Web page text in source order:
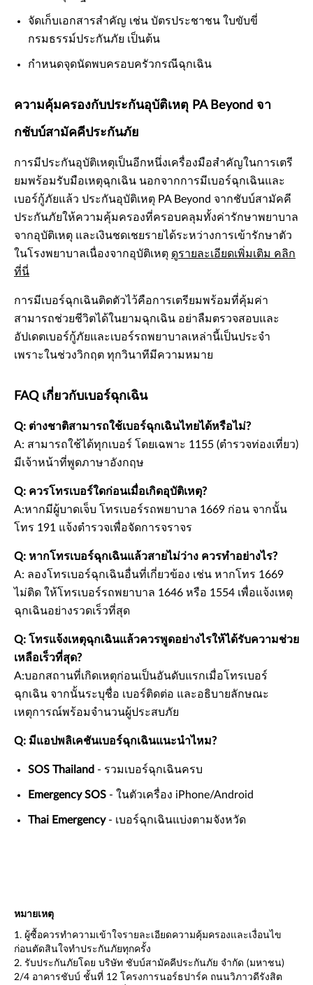
จัดเก็บเอกสารสำคัญ เช่น บัตรประชาชน ใบขับขี่
กรมธรรม์ประกันภัย เป็นต้น
กำหนดจุดนัดพบครอบครัวกรณีฉุกเฉิน
ความคุ้มครองกับประกันอุบัติเหตุ PA Beyond จา
กชับบ์สามัคคีประกันภัย
การมีประกันอุบัติเหตุเป็นอีกหนึ่งเครื่องมือสำคัญในการเตรี
ยมพร้อมรับมือเหตุฉุกเฉิน นอกจากการมีเบอร์ฉุกเฉินและ
เบอร์กู้ภัยแล้ว ประกันอุบัติเหตุ PA Beyond จากชับบ์สามัคคี
ประกันภัยให้ความคุ้มครองที่ครอบคลุมทั้งค่ารักษาพยาบาล
จากอุบัติเหตุ และเงินชดเชยรายได้ระหว่างการเข้ารักษาตัว
ในโรงพยาบาลเนื่องจากอุบัติเหตุ ดูรายละเอียดเพิ่มเติม คลิก
ที่นี่
การมีเบอร์ฉุกเฉินติดตัวไว้คือการเตรียมพร้อมที่คุ้มค่า
สามารถช่วยชีวิตได้ในยามฉุกเฉิน อย่าลืมตรวจสอบและ
อัปเดตเบอร์กู้ภัยและเบอร์รถพยาบาลเหล่านี้เป็นประจำ
เพราะในช่วงวิกฤต ทุกวินาทีมีความหมาย
FAQ เกี่ยวกับเบอร์ฉุกเฉิน
Q: ต่างชาติสามารถใช้เบอร์ฉุกเฉินไทยได้หรือไม่?
A: สามารถใช้ได้ทุกเบอร์ โดยเฉพาะ 1155 (ตำรวจท่องเที่ยว)
มีเจ้าหน้าที่พูดภาษาอังกฤษ
Q: ควรโทรเบอร์ใดก่อนเมื่อเกิดอุบัติเหตุ?
A:หากมีผู้บาดเจ็บ โทรเบอร์รถพยาบาล 1669 ก่อน จากนั้น
โทร 191 แจ้งตำรวจเพื่อจัดการจราจร
Q: หากโทรเบอร์ฉุกเฉินแล้วสายไม่ว่าง ควรทำอย่างไร?
A: ลองโทรเบอร์ฉุกเฉินอื่นที่เกี่ยวข้อง เช่น หากโทร 1669
ไม่ติด ให้โทรเบอร์รถพยาบาล 1646 หรือ 1554 เพื่อแจ้งเหตุ
ฉุกเฉินอย่างรวดเร็วที่สุด
Q: โทรแจ้งเหตุฉุกเฉินแล้วควรพูดอย่างไรให้ได้รับความช่วย
เหลือเร็วที่สุด?
A:บอกสถานที่เกิดเหตุก่อนเป็นอันดับแรกเมื่อโทรเบอร์
ฉุกเฉิน จากนั้นระบุชื่อ เบอร์ติดต่อ และอธิบายลักษณะ
เหตุการณ์พร้อมจำนวนผู้ประสบภัย
Q: มีแอปพลิเคชันเบอร์ฉุกเฉินแนะนำไหม?
SOS Thailand - รวมเบอร์ฉุกเฉินครบ
Emergency SOS - ในตัวเครื่อง iPhone/Android
Thai Emergency- เบอร์ฉุกเฉินแบ่งตามจังหวัด
หมายเหตุ
1. ผู้ซื้อควรทำความเข้าใจรายละเอียดความคุ้มครองและเงื่อนไข
ก่อนตัดสินใจทำประกันภัยทุกครั้ง
2. รับประกันภัยโดย บริษัท ชับบ์สามัคคีประกันภัย จำกัด (มหาชน)
2/4 อาคารชับบ์ ชั้นที่ 12 โครงการนอร์ธปาร์ค ถนนวิภาวดีรังสิต